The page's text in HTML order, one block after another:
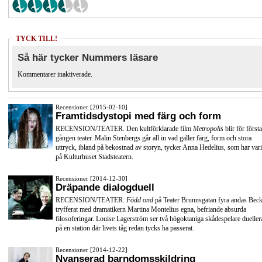
TYCK TILL!
Så här tycker Nummers läsare
Kommentarer inaktiverade.
Recensioner [2015-02-10]
Framtidsdystopi med färg och form
RECENSION/TEATER. Den kultförklarade film Metropolis blir för första
gången teater. Malin Stenbergs går all in vad gäller färg, form och stora
uttryck, ibland på bekostnad av storyn, tycker Anna Hedelius, som har
på Kulturhuset Stadsteatern.
Recensioner [2014-12-30]
Dräpande dialogduell
RECENSION/TEATER. Född ond på Teater Brunnsgatan fyra andas
tryfferat med dramatikern Martina Montelius egna, befriande absurda
filosoferingar. Louise Lagerström ser två högoktaniga skådespelare
på en station där livets tåg redan tycks ha passerat.
Recensioner [2014-12-22]
Nyanserad barndomsskildring